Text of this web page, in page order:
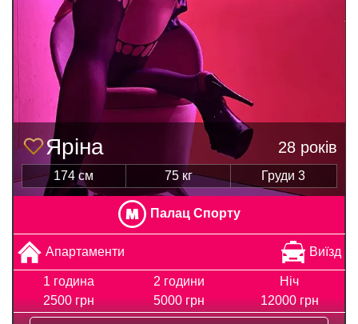
Яріна 28 років
174 см 75 кг Груди 3
Палац Спорту
Апартаменти Виїзд
1 година
2500 грн
2 години
5000 грн
Ніч
12000 грн